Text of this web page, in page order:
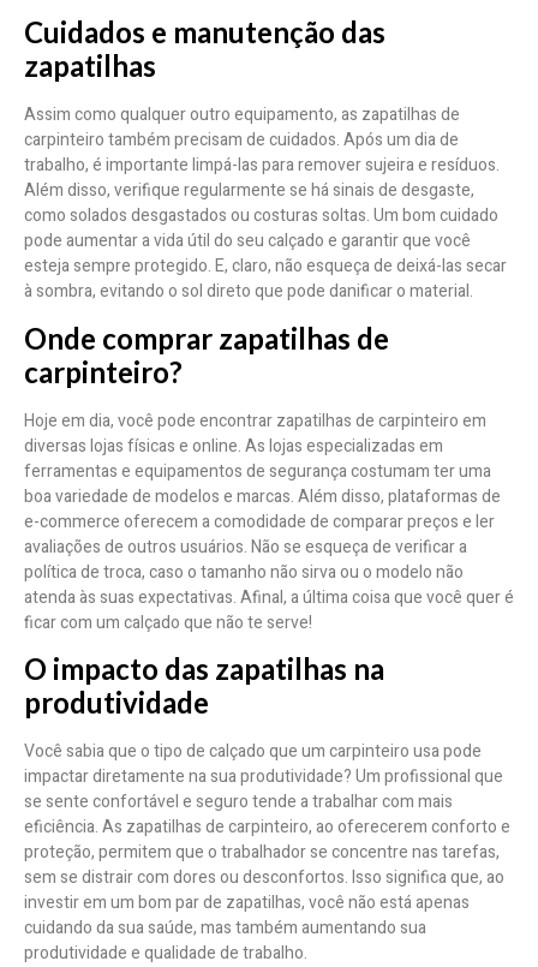
Cuidados e manutenção das
zapatilhas
Assim como qualquer outro equipamento, as zapatilhas de
carpinteiro também precisam de cuidados. Após um dia de
trabalho, é importante limpá-las para remover sujeira e resíduos.
Além disso, verifique regularmente se há sinais de desgaste,
como solados desgastados ou costuras soltas. Um bom cuidado
pode aumentar a vida útil do seu calçado e garantir que você
esteja sempre protegido. E, claro, não esqueça de deixá-las secar
à sombra, evitando o sol direto que pode danificar o material.
Onde comprar zapatilhas de
carpinteiro?
Hoje em dia, você pode encontrar zapatilhas de carpinteiro em
diversas lojas físicas e online. As lojas especializadas em
ferramentas e equipamentos de segurança costumam ter uma
boa variedade de modelos e marcas. Além disso, plataformas de
e-commerce oferecem a comodidade de comparar preços e ler
avaliações de outros usuários. Não se esqueça de verificar a
política de troca, caso o tamanho não sirva ou o modelo não
atenda às suas expectativas. Afinal, a última coisa que você quer é
ficar com um calçado que não te serve!
O impacto das zapatilhas na
produtividade
Você sabia que o tipo de calçado que um carpinteiro usa pode
impactar diretamente na sua produtividade? Um profissional que
se sente confortável e seguro tende a trabalhar com mais
eficiência. As zapatilhas de carpinteiro, ao oferecerem conforto e
proteção, permitem que o trabalhador se concentre nas tarefas,
sem se distrair com dores ou desconfortos. Isso significa que, ao
investir em um bom par de zapatilhas, você não está apenas
cuidando da sua saúde, mas também aumentando sua
produtividade e qualidade de trabalho.